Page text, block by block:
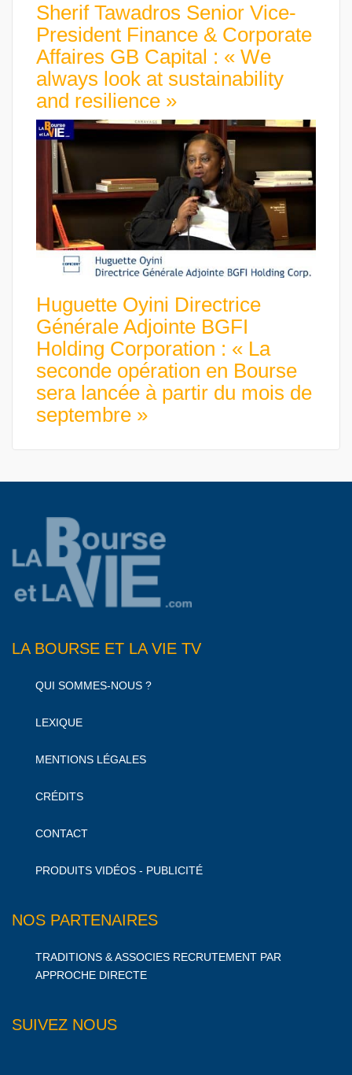
Sherif Tawadros Senior Vice-
President Finance & Corporate
Affaires GB Capital : « We
always look at sustainability
and resilience »
Huguette Oyini Directrice
Générale Adjointe BGFI
Holding Corporation : « La
seconde opération en Bourse
sera lancée à partir du mois de
septembre »
LA BOURSE ET LA VIE TV
QUI SOMMES-NOUS ?
LEXIQUE
MENTIONS LÉGALES
CRÉDITS
CONTACT
PRODUITS VIDÉOS - PUBLICITÉ
NOS PARTENAIRES
TRADITIONS & ASSOCIES RECRUTEMENT PAR
APPROCHE DIRECTE
SUIVEZ NOUS